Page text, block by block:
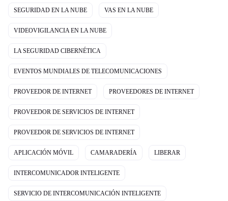
SEGURIDAD EN LA NUBE VAS EN LA NUBE
VIDEOVIGILANCIA EN LA NUBE
LA SEGURIDAD CIBERNÉTICA
EVENTOS MUNDIALES DE TELECOMUNICACIONES
PROVEEDOR DE INTERNET PROVEEDORES DE INTERNET
PROVEEDOR DE SERVICIOS DE INTERNET
PROVEEDOR DE SERVICIOS DE INTERNET
APLICACIÓN MÓVIL CAMARADERÍA LIBERAR
INTERCOMUNICADOR INTELIGENTE
SERVICIO DE INTERCOMUNICACIÓN INTELIGENTE